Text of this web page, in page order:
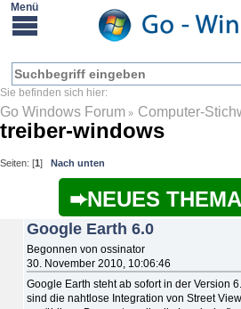
Go Windows Forum » Computer-
treiber-windows
Seiten: [1] Nach unten
NEUES
Google Earth 6.0
Begonnen von ossinator
30. November 2010, 10:06:46
Google Earth steht ab sofort in der Version
sind die nahtlose Integration von Street